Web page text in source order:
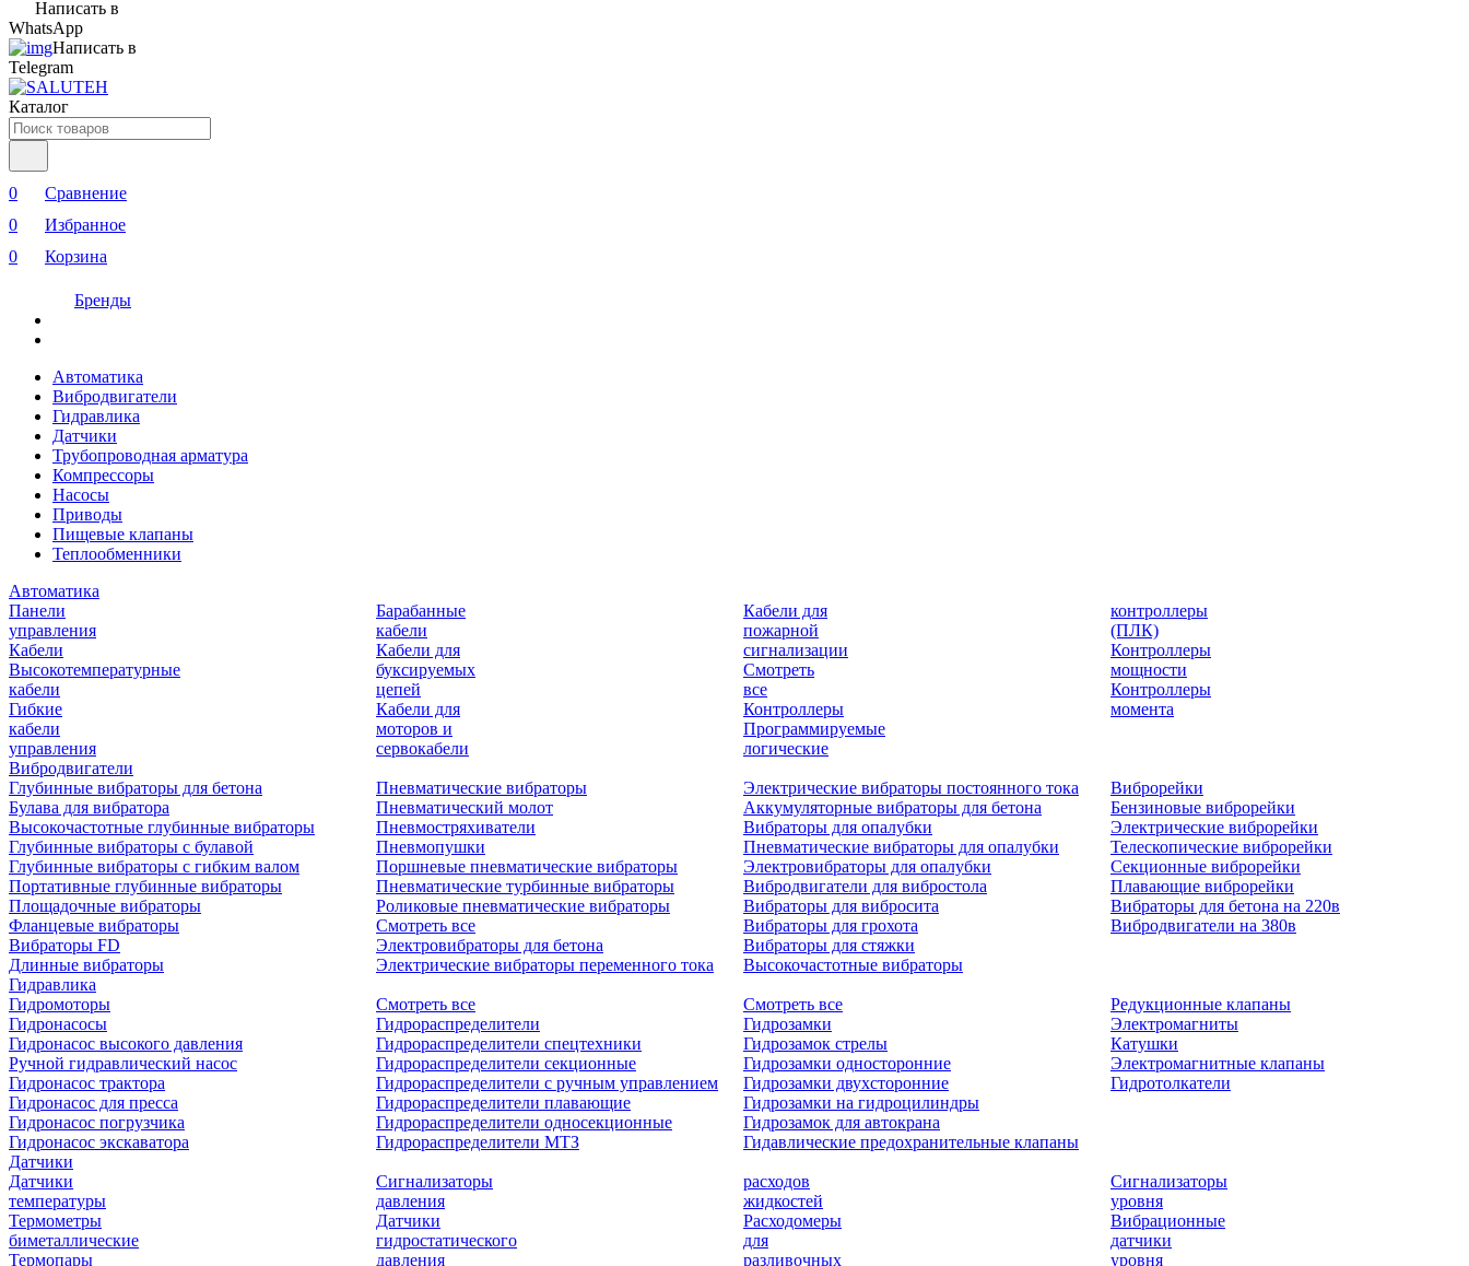
Написать в
WhatsApp
Написать в
Telegram
Каталог
0
Сравнение
0
Избранное
0
Корзина
Бренды
Автоматика
Вибродвигатели
Гидравлика
Датчики
Трубопроводная арматура
Компрессоры
Насосы
Приводы
Пищевые клапаны
Теплообменники
Автоматика
Панели
управления
Кабели
Высокотемпературные
кабели
Гибкие
кабели
управления
Барабанные
кабели
Кабели для
буксируемых
цепей
Кабели для
моторов и
сервокабели
Кабели для
пожарной
сигнализации
Смотреть
все
Контроллеры
Программируемые
логические
контроллеры
(ПЛК)
Контроллеры
мощности
Контроллеры
момента
Вибродвигатели
Глубинные вибраторы для бетона
Булава для вибратора
Высокочастотные глубинные вибраторы
Глубинные вибраторы с булавой
Глубинные вибраторы с гибким валом
Портативные глубинные вибраторы
Площадочные вибраторы
Фланцевые вибраторы
Вибраторы FD
Длинные вибраторы
Пневматические вибраторы
Пневматический молот
Пневмостряхиватели
Пневмопушки
Поршневые пневматические вибраторы
Пневматические турбинные вибраторы
Роликовые пневматические вибраторы
Смотреть все
Электровибраторы для бетона
Электрические вибраторы переменного тока
Электрические вибраторы постоянного тока
Аккумуляторные вибраторы для бетона
Вибраторы для опалубки
Пневматические вибраторы для опалубки
Электровибраторы для опалубки
Вибродвигатели для вибростола
Вибраторы для вибросита
Вибраторы для грохота
Вибраторы для стяжки
Высокочастотные вибраторы
Виброрейки
Бензиновые виброрейки
Электрические виброрейки
Телескопические виброрейки
Секционные виброрейки
Плавающие виброрейки
Вибраторы для бетона на 220в
Вибродвигатели на 380в
Гидравлика
Гидромоторы
Гидронасосы
Гидронасос высокого давления
Ручной гидравлический насос
Гидронасос трактора
Гидронасос для пресса
Гидронасос погрузчика
Гидронасос экскаватора
Смотреть все
Гидрораспределители
Гидрораспределители спецтехники
Гидрораспределители секционные
Гидрораспределители с ручным управлением
Гидрораспределители плавающие
Гидрораспределители односекционные
Гидрораспределители МТЗ
Смотреть все
Гидрозамки
Гидрозамок стрелы
Гидрозамки односторонние
Гидрозамки двухсторонние
Гидрозамки на гидроцилиндры
Гидрозамок для автокрана
Гидавлические предохранительные клапаны
Редукционные клапаны
Электромагниты
Катушки
Электромагнитные клапаны
Гидротолкатели
Датчики
Датчики
температуры
Термометры
биметаллические
Термопары
Сигнализаторы
давления
Датчики
гидростатического
давления
расходов
жидкостей
Расходомеры
для
разливочных
Сигнализаторы
уровня
Вибрационные
датчики
уровня